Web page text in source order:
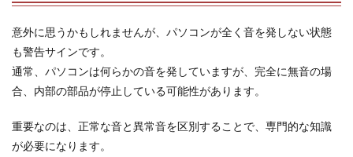
意外に思うかもしれませんが、パソコンが全く音を発しない状態
も警告サインです。
通常、パソコンは何らかの音を発していますが、完全に無音の場
合、内部の部品が停止している可能性があります。
重要なのは、正常な音と異常音を区別することで、専門的な知識
が必要になります。